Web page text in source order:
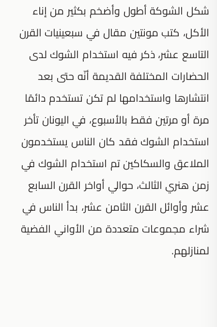
شكل الشوكة أطول وأضخم بكثير من إناء
الأكل، كتب مونتين مقال في سبعينيات القرن
التاسع عشر، ذكر فيه استخدام الشوك لدى
الحضارات المختلفة القديمة أنّه حتى بعد
انتشارها واستخدامها لم تكن تستخدم دائمًا
مرة أو مرتين فقط بالأسبوع، في اليونان تأخر
استخدام الشوك فقد كان الناس يستخدمون
الملاعق والسكاكين تم استخدام الشوك في
زمن هنري الثالث، حوالي أواخر القرن السابع
عشر وأوائل القرن الثامن عشر، بدأ الناس في
شراء مجموعات متعددة من الأواني الفضية
لمنازلهم.